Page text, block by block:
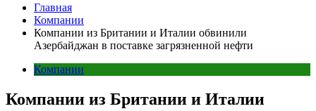
Главная
Компании
Компании из Британии и Италии обвинили
Азербайджан в поставке загрязненной нефти
Компании
Компании из Британии и Италии